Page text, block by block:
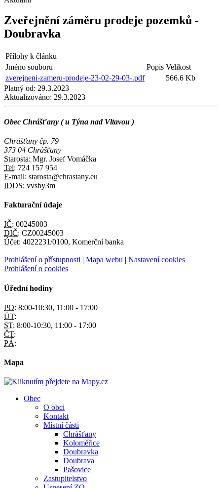
Zveřejnění záměru prodeje pozemků -
Doubravka
Přílohy k článku
Jméno souboru
Popis Velikost
zverejneni-zameru-prodeje-23-02-29-03-.pdf
566.6 Kb
Platný od: 29.3.2023
Aktualizováno: 29.3.2023
Obec Chrášťany ( u Týna nad Vltavou )
Chrášťany čp. 79
373 04 Chrášťany
Starosta: Mgr. Josef Vomáčka
Tel: 724 157 954
E-mail: starosta@chrastany.eu
IDDS: vvsby3m
Fakturační údaje
IČ: 00245003
DIČ: CZ00245003
Účet: 4022231/0100, Komerční banka
Prohlášení o přístupnosti | Mapa webu | Nastavení cookies
Prohlášení o cookies
Úřední hodiny
PO: 8:00-10:30, 11:00 - 17:00
ÚT:
ST: 8:00-10:30, 11:00 - 17:00
ČT:
PÁ:
Mapa
Obec
O obci
Kontakt
Místní části
Chrášťany
Koloměřice
Doubravka
Doubrava
Pašovice
Zastupitelstvo